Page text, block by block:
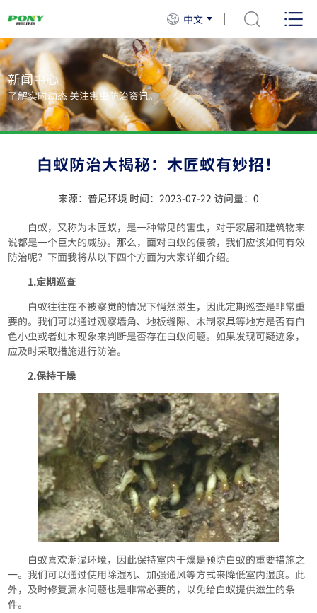
中文
新闻中心
了解实时动态 关注害虫防治资讯。
白蚁防治大揭秘：木匠蚁有妙招！
来源：普尼环境 时间：2023-07-22 访问量： 0
白蚁，又称为木匠蚁，是一种常见的害虫，对于家居和建筑物来
说都是一个巨大的威胁。那么，面对白蚁的侵袭，我们应该如何有效
防治呢？下面我将从以下四个方面为大家详细介绍。
1.定期巡查
白蚁往往在不被察觉的情况下悄然滋生，因此定期巡查是非常重
要的。我们可以通过观察墙角、地板缝隙、木制家具等地方是否有白
色小虫或者蛀木现象来判断是否存在白蚁问题。如果发现可疑迹象，
应及时采取措施进行防治。
2.保持干燥
白蚁喜欢潮湿环境，因此保持室内干燥是预防白蚁的重要措施之
一。我们可以通过使用除湿机、加强通风等方式来降低室内湿度。此
外，及时修复漏水问题也是非常必要的，以免给白蚁提供滋生的条
件。